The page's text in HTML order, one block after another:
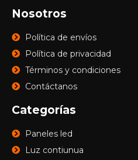
Nosotros
Política de envíos
Política de privacidad
Términos y condiciones
Contáctanos
Categorías
Paneles led
Luz contiunua